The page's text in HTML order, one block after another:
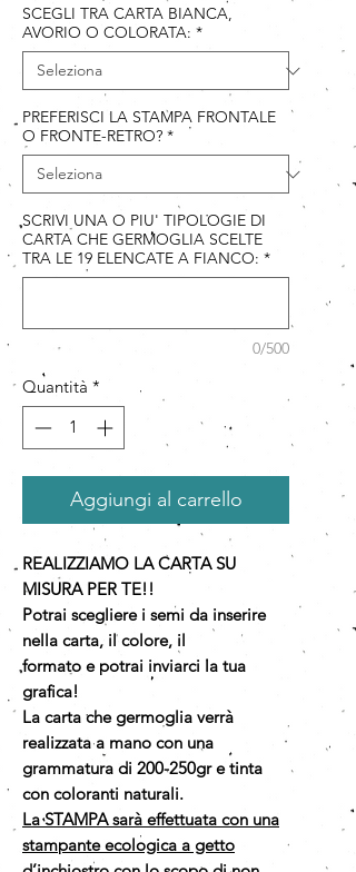
SCEGLI TRA CARTA BIANCA,
AVORIO O COLORATA: *
PREFERISCI LA STAMPA FRONTALE
O FRONTE-RETRO? *
SCRIVI UNA O PIU' TIPOLOGIE DI
CARTA CHE GERMOGLIA SCELTE
TRA LE 19 ELENCATE A FIANCO: *
0/500
Quantità *
Aggiungi al carrello
REALIZZIAMO LA CARTA SU
MISURA PER TE!!
Potrai scegliere i semi da inserire
nella carta, il colore, il
formato e potrai inviarci la tua
grafica!
La carta che germoglia verrà
realizzata a mano con una
grammatura di 200-250gr e tinta
con coloranti naturali.
La STAMPA sarà effettuata con una
stampante ecologica a getto